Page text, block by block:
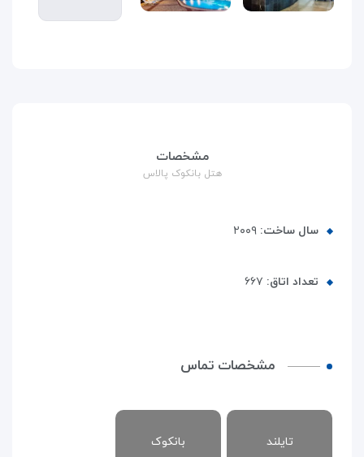
مشخصات
هتل بانکوک پالاس
سال ساخت: ۲۰۰۹
تعداد اتاق: ۶۶۷
مشخصات تماس
تایلند بانکوک